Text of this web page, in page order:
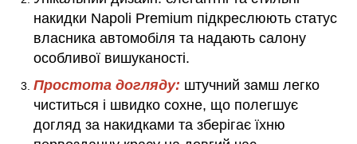
накидки Napoli Premium підкреслюють статус
власника автомобіля та надають салону
особливої вишуканості.
Простота догляду: штучний замш легко
чиститься і швидко сохне, що полегшує
догляд за накидками та зберігає їхню